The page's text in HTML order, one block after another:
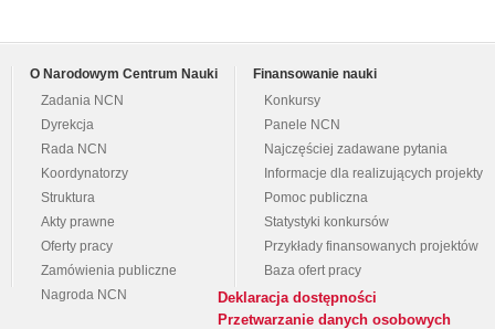
O Narodowym Centrum Nauki
Zadania NCN
Dyrekcja
Rada NCN
Koordynatorzy
Struktura
Akty prawne
Oferty pracy
Zamówienia publiczne
Nagroda NCN
Finansowanie nauki
Konkursy
Panele NCN
Najczęściej zadawane pytania
Informacje dla realizujących projekty
Pomoc publiczna
Statystyki konkursów
Przykłady finansowanych projektów
Baza ofert pracy
Deklaracja dostępności
Przetwarzanie danych osobowych